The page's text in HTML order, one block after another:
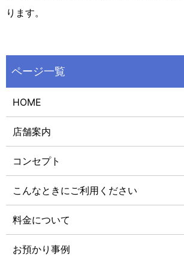
ります。
HOME
店舗案内
コンセプト
こんなときにご利用ください
料金について
お預かり事例